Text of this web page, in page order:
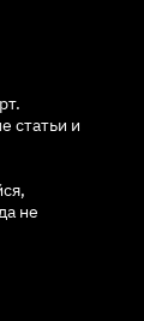
статьи и
не